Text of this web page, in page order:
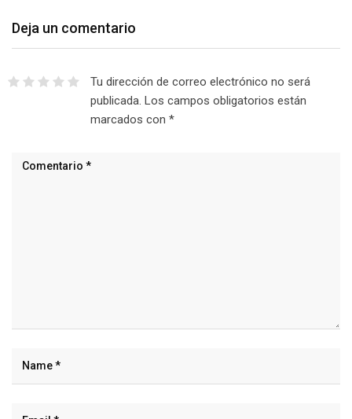
Deja un comentario
Tu dirección de correo electrónico no será
publicada. Los campos obligatorios están
marcados con *